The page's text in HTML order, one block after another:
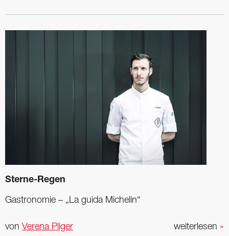
Sterne-Regen
Gastronomie – „La guida Michelin“
weiterlesen »
von Verena Pliger